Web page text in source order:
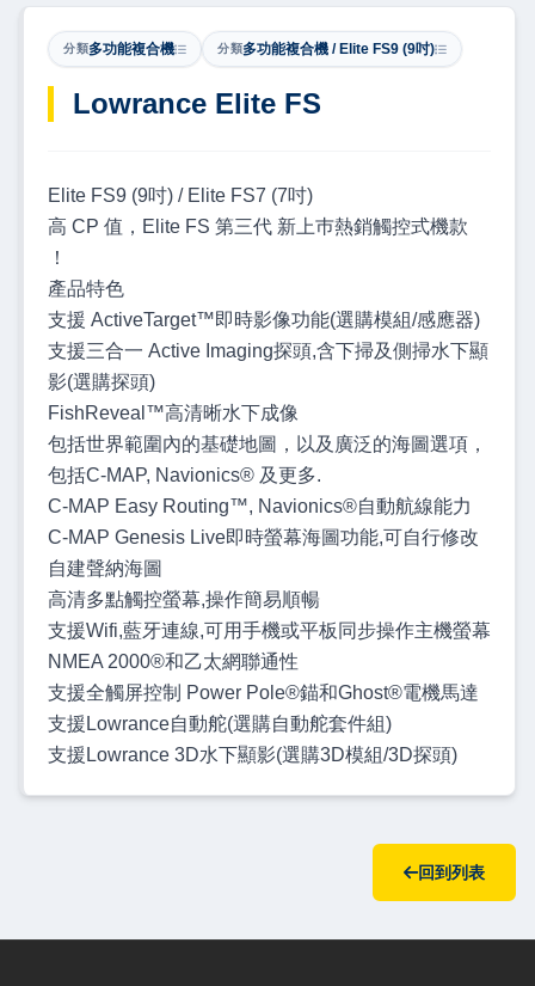
分類多功能複合機 分類多功能複合機 / Elite FS9 (9吋)
Lowrance Elite FS
Elite FS9 (9吋) / Elite FS7 (7吋)
高 CP 值，Elite FS 第三代 新上巿熱銷觸控式機款
！
產品特色
支援 ActiveTarget™即時影像功能(選購模組/感應器)
支援三合一 Active Imaging探頭,含下掃及側掃水下顯
影(選購探頭)
FishReveal™高清晰水下成像
包括世界範圍內的基礎地圖，以及廣泛的海圖選項，
包括C-MAP, Navionics® 及更多.
C-MAP Easy Routing™, Navionics®自動航線能力
C-MAP Genesis Live即時螢幕海圖功能,可自行修改
自建聲納海圖
高清多點觸控螢幕,操作簡易順暢
支援Wifi,藍牙連線,可用手機或平板同步操作主機螢幕
NMEA 2000®和乙太網聯通性
支援全觸屏控制 Power Pole®錨和Ghost®電機馬達
支援Lowrance自動舵(選購自動舵套件組)
支援Lowrance 3D水下顯影(選購3D模組/3D探頭)
回到列表